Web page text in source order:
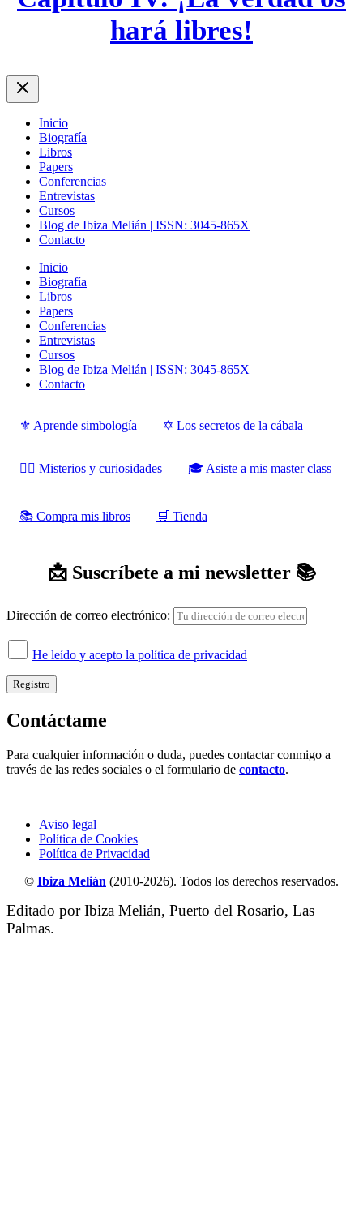
hará libres!
Inicio
Biografía
Libros
Papers
Conferencias
Entrevistas
Cursos
Blog de Ibiza Melián | ISSN: 3045-865X
Contacto
Inicio
Biografía
Libros
Papers
Conferencias
Entrevistas
Cursos
Blog de Ibiza Melián | ISSN: 3045-865X
Contacto
⚜️ Aprende simbología ✡️ Los secretos de la cábala
‍‍‍‍‍🧙‍♂️ Misterios y curiosidades 🎓 Asiste a mis master class
📚 Compra mis libros ‍‍🛒 Tienda
📩 Suscríbete a mi newsletter 📚
Dirección de correo electrónico:
He leído y acepto la política de privacidad
Contáctame
Para cualquier información o duda, puedes contactar conmigo a
través de las redes sociales o el formulario de contacto.
Aviso legal
Política de Cookies
Política de Privacidad
© Ibiza Melián (2010-2026). Todos los derechos reservados.
Editado por Ibiza Melián, Puerto del Rosario, Las
Palmas.